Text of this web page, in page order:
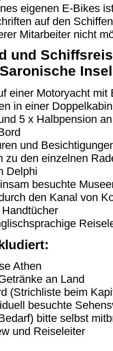
eigenen E-Bikes
auf den
Mitarbeiter nicht
und
einer Motoryacht mit
in einer
5 x Halbpension
und
zu den einzelnen
Delphi
besuchte
den Kanal von
Athen
an Land
(Strichliste beim
besuchte
bitte selbst
und Reiseleiter